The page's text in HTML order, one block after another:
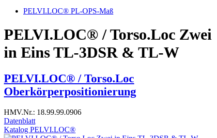
PELVI.LOC® PL-OPS-Maß
PELVI.LOC® / Torso.Loc Zwei
in Eins TL-3DSR & TL-W
PELVI.LOC® / Torso.Loc
Oberkörperpositionierung
HMV.Nr.: 18.99.99.0906
Datenblatt
Katalog PELVI.LOC®